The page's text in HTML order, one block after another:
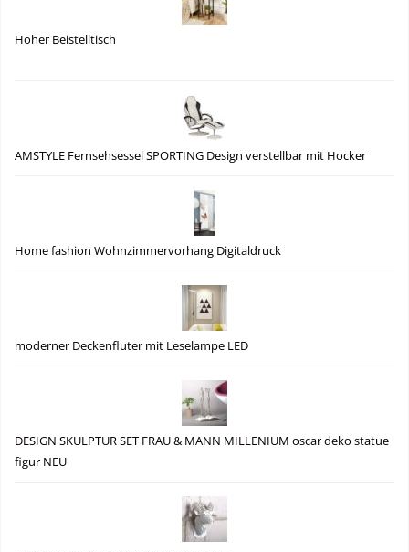
Hoher Beistelltisch
AMSTYLE Fernsehsessel SPORTING Design verstellbar mit Hocker
Home fashion Wohnzimmervorhang Digitaldruck
moderner Deckenfluter mit Leselampe LED
DESIGN SKULPTUR SET FRAU & MANN MILLENIUM oscar deko statue
figur NEU